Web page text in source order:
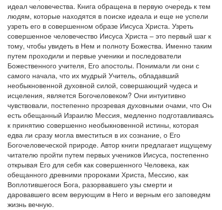
идеал человечества. Книга обращена в первую очередь к тем
людям, которые находятся в поиске идеала и еще не успели
узреть его в совершенном образе Иисуса Христа. Узреть
совершенное человечество Иисуса Христа – это первый шаг к
тому, чтобы увидеть в Нем и полноту Божества. Именно таким
путем проходили и первые ученики и последователи
Божественного учителя, Его апостолы. Понимали ли они с
самого начала, что их мудрый Учитель, обладавший
необыкновенной духовной силой, совершающий чудеса и
исцеления, является Богочеловеком? Они интуитивно
чувствовали, постепенно прозревая духовными очами, что Он
есть обещанный Израилю Мессия, медленно подготавливаясь
к принятию совершенно необыкновенной истины, которая
едва ли сразу могла вместиться в их сознание, о Его
Богочеловеческой природе. Автор книги предлагает ищущему
читателю пройти путем первых учеников Иисуса, постепенно
открывая Его для себя как совершенного Человека, как
обещанного древними пророками Христа, Мессию, как
Воплотившегося Бога, разорвавшего узы смерти и
даровавшего всем верующим в Него и верным его заповедям
жизнь вечную.